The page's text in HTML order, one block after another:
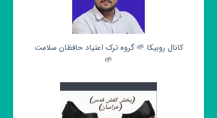
کانال روبیکا 🌱 گروه ترک اعتیاد حافظان سلامت
🌱